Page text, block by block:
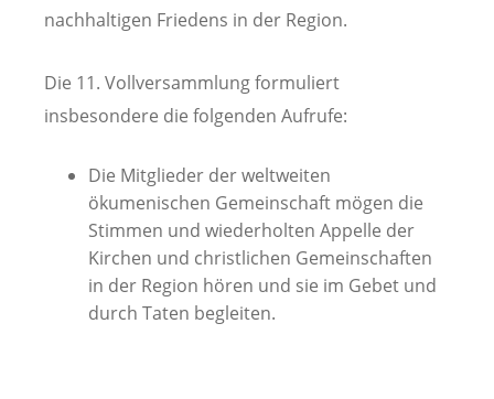
nachhaltigen Friedens in der Region.
Die 11. Vollversammlung formuliert
insbesondere die folgenden Aufrufe:
Die Mitglieder der weltweiten
ökumenischen Gemeinschaft mögen die
Stimmen und wiederholten Appelle der
Kirchen und christlichen Gemeinschaften
in der Region hören und sie im Gebet und
durch Taten begleiten.